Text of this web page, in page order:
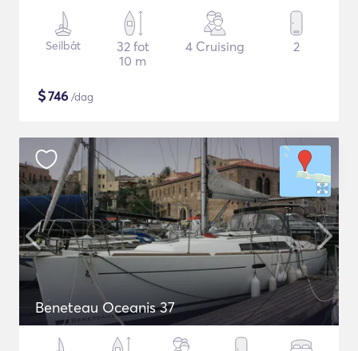
Seilbåt
32 fot
10 m
4 Cruising 2
$746 /dag
Beneteau Oceanis 37